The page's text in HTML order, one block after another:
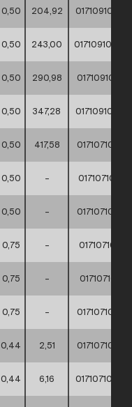
0,50 204,92
0,50 243,00
0,50 290,98
0,50 347,28
0,50 417,58
0,50 –
0,50 –
0,75 –
0,75 –
0,75 –
0,44 2,51
0,44 6,16